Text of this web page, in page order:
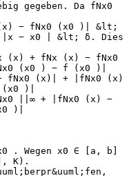
gegeben. Da fNx0
− fNx0 (x0 )| &lt;
− x0 | &lt; δ. Dies
+ fNx (x) − fNx0
(x0 ) − f (x0 )|
(x)| + |fNx0 (x)
)|
||∞ + |fNx0 (x) −
)|
Wegen x0 ∈ [a, b]
K).